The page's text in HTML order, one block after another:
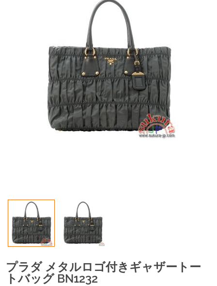
プラダ メタルロゴ付きギャザートー
トバッグ BN1232